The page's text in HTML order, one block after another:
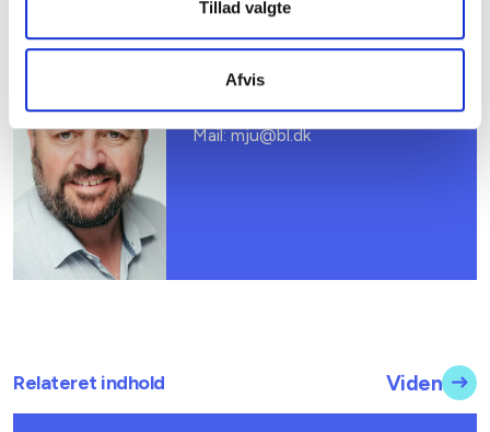
Tillad valgte
Afvis
Mikkel Jungshoved
Teknisk konsulent
Tlf: 53 73 15 46
Mail: mju@bl.dk
Relateret indhold Viden